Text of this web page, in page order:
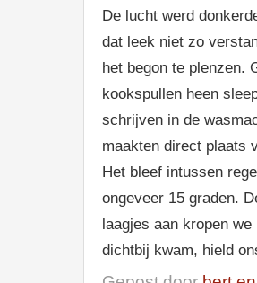
De lucht werd
dat leek niet zo
het begon te plenzen.
kookspullen heen
schrijven in de
maakten direct plaats
Het bleef intussen
ongeveer 15 graden.
laagjes aan kropen
dichtbij kwam, hield